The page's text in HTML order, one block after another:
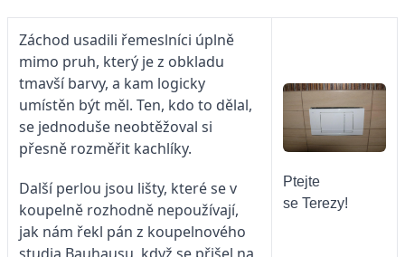
Záchod usadili řemeslníci úplně
mimo pruh, který je z obkladu
tmavší barvy, a kam logicky
umístěn být měl. Ten, kdo to dělal,
se jednoduše neobtěžoval si
přesně rozměřit kachlíky.
Další perlou jsou lišty, které se v
koupelně rozhodně nepoužívají,
jak nám řekl pán z koupelnového
Ptejte
se Terezy!